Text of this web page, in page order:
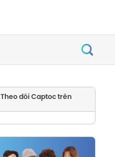
Theo dõi Captoc trên